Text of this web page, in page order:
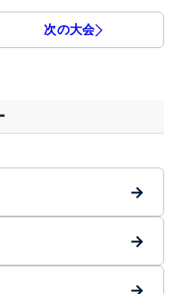
次の大会
→
→
→